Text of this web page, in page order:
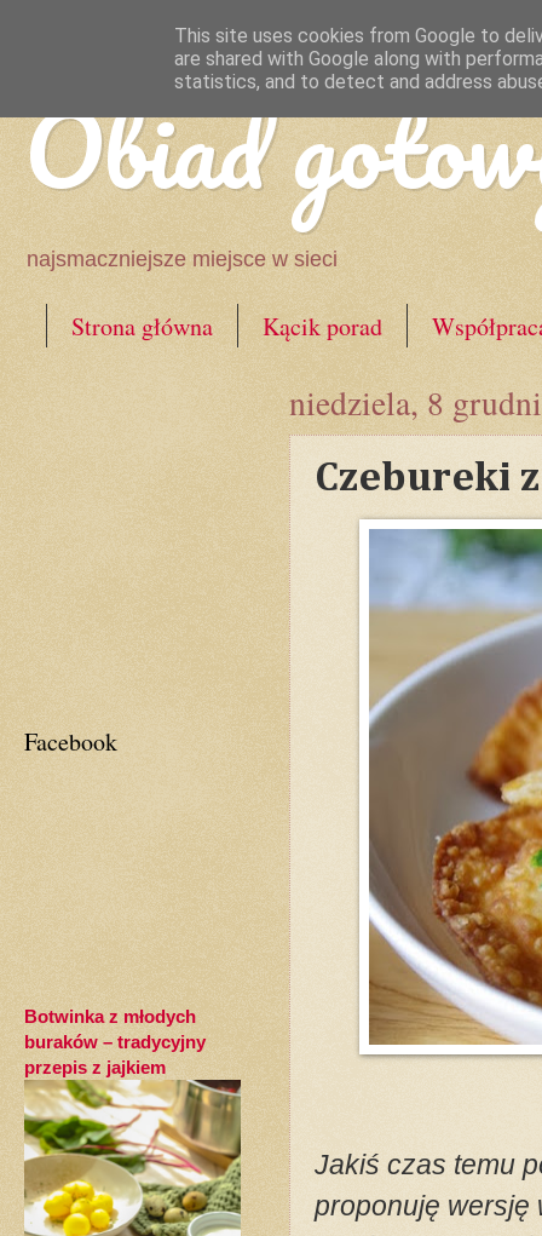
Obiad
najsmaczniejsze miejsce w sieci
Strona główna Kącik porad
niedziela, 8
Czebureki
Jakiś czas temu
proponuję wersję
Facebook
Botwinka z młodych
buraków – tradycyjny
przepis z jajkiem
This site uses cookies from Google to
are shared with Google along with
statistics, and to detect and address